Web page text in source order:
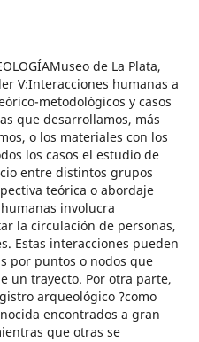
de La Plata,
V:Interacciones humanas a
metodológicos y casos
que desarrollamos, más
o los materiales con los
los casos el estudio de
entre distintos grupos
teórica o abordaje
involucra
la circulación de personas,
Estas interacciones pueden
por puntos o nodos que
un trayecto. Por otra parte,
arqueológico ?como
encontrados a gran
que otras se